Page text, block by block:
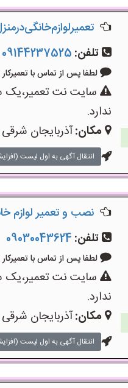
تلفن: 09144237525
لطفا پس از تماس با تعمیرکار
سایت نت تعمیر،یک
ندارد.
مکان:آذربایجان
انتقال آگهی به اول لیست
نصب و تعمیر لوازم
تلفن: 09030043624
لطفا پس از تماس با تعمیرکار
سایت نت تعمیر،یک
ندارد.
مکان:آذربایجان
انتقال آگهی به اول لیست